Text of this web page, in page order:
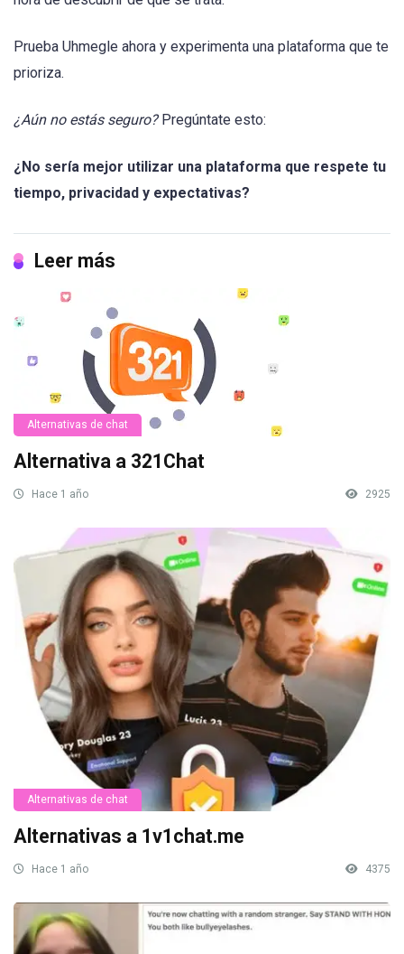
Prueba Uhmegle ahora y experimenta una plataforma que te
prioriza.
¿Aún no estás seguro?Pregúntate esto:
¿No sería mejor utilizar una plataforma que respete tu
tiempo, privacidad y expectativas?
Leer más
Alternativas de chat
Alternativa a 321Chat
Hace 1 año 2925
Alternativas de chat
Alternativas a 1v1chat.me
Hace 1 año 4375